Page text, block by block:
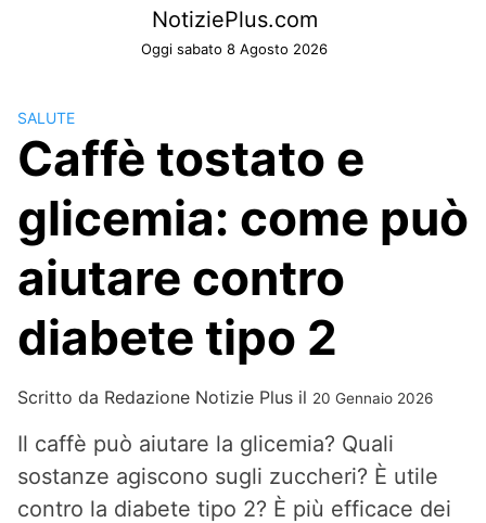
NotiziePlus.com
Oggi sabato 8 Agosto 2026
SALUTE
Caffè tostato e
glicemia: come può
aiutare contro
diabete tipo 2
Scritto da Redazione Notizie Plus il 20 Gennaio 2026
Il caffè può aiutare la glicemia? Quali
sostanze agiscono sugli zuccheri? È utile
contro la diabete tipo 2? È più efficace dei